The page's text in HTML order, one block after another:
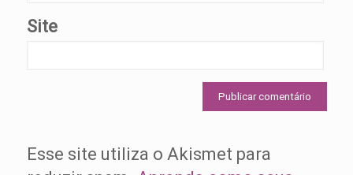
Site
Esse site utiliza o Akismet para